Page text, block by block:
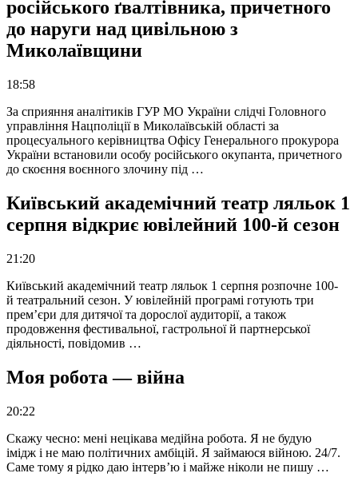
російського ґвалтівника, причетного
до наруги над цивільною з
Миколаївщини
18:58
За сприяння аналітиків ГУР МО України слідчі Головного
управління Нацполіції в Миколаївській області за
процесуального керівництва Офісу Генерального прокурора
України встановили особу російського окупанта, причетного
до скоєння воєнного злочину під …
Київський академічний театр ляльок 1
серпня відкриє ювілейний 100-й сезон
21:20
Київський академічний театр ляльок 1 серпня розпочне 100-
й театральний сезон. У ювілейній програмі готують три
прем’єри для дитячої та дорослої аудиторії, а також
продовження фестивальної, гастрольної й партнерської
діяльності, повідомив …
Моя робота — війна
20:22
Скажу чесно: мені нецікава медійна робота. Я не будую
імідж і не маю політичних амбіцій. Я займаюся війною. 24/7.
Саме тому я рідко даю інтерв’ю і майже ніколи не пишу …